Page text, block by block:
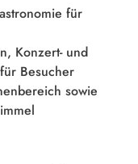
für
Konzert- und
Besucher
sowie